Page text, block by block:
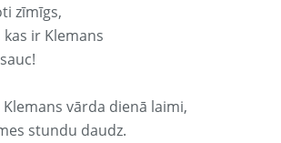
zīmīgs,
kas ir Klemans
Klemans vārda dienā laimi,
stundu daudz.